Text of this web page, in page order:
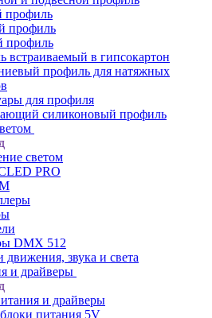
профиль
профиль
профиль
встраиваемый в гипсокартон
профиль для натяжных
для профиля
силиконовый профиль
светом
PRO
DMX 512
движения, звука и света
и драйверы
и драйверы
питания 5V